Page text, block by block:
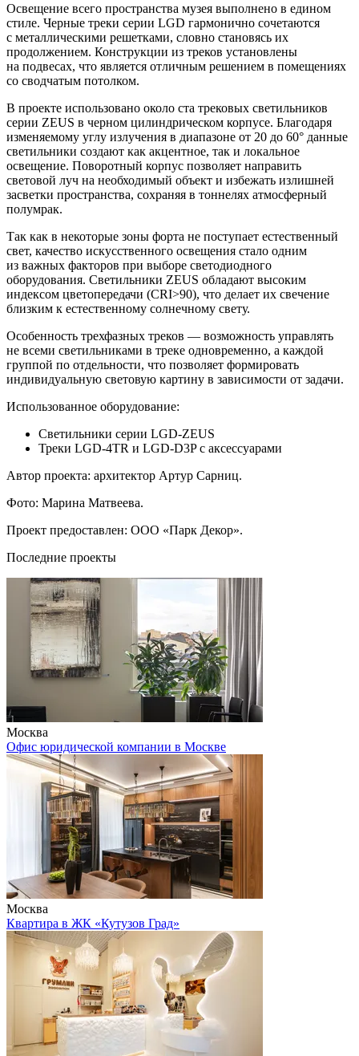
Освещение всего пространства музея выполнено в едином
стиле. Черные треки серии LGD гармонично сочетаются
с металлическими решетками, словно становясь их
продолжением. Конструкции из треков установлены
на подвесах, что является отличным решением в помещениях
со сводчатым потолком.
В проекте использовано около ста трековых светильников
серии ZEUS в черном цилиндрическом корпусе. Благодаря
изменяемому углу излучения в диапазоне от 20 до 60° данные
светильники создают как акцентное, так и локальное
освещение. Поворотный корпус позволяет направить
световой луч на необходимый объект и избежать излишней
засветки пространства, сохраняя в тоннелях атмосферный
полумрак.
Так как в некоторые зоны форта не поступает естественный
свет, качество искусственного освещения стало одним
из важных факторов при выборе светодиодного
оборудования. Светильники ZEUS обладают высоким
индексом цветопередачи (CRI>90), что делает их свечение
близким к естественному солнечному свету.
Особенность трехфазных треков — возможность управлять
не всеми светильниками в треке одновременно, а каждой
группой по отдельности, что позволяет формировать
индивидуальную световую картину в зависимости от задачи.
Использованное оборудование:
Светильники серии LGD-ZEUS
Треки LGD-4TR и LGD-D3P с аксессуарами
Автор проекта: архитектор Артур Сарниц.
Фото: Марина Матвеева.
Проект предоставлен: ООО «Парк Декор».
Последние проекты
Москва
Офис юридической компании в Москве
Москва
Квартира в ЖК «Кутузов Град»